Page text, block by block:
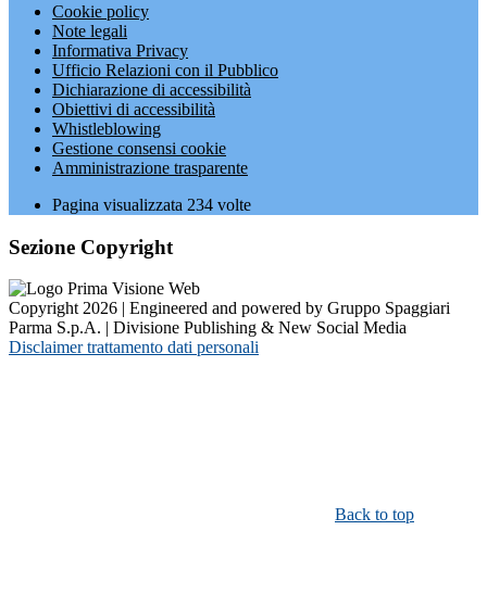
Cookie policy
Note legali
Informativa Privacy
Ufficio Relazioni con il Pubblico
Dichiarazione di accessibilità
Obiettivi di accessibilità
Whistleblowing
Gestione consensi cookie
Amministrazione trasparente
Pagina visualizzata 234 volte
Sezione Copyright
Copyright 2026 | Engineered and powered by Gruppo Spaggiari
Parma S.p.A. | Divisione Publishing & New Social Media
Disclaimer trattamento dati personali
Back to top